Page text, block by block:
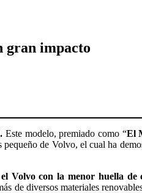
gran impacto
Este modelo, premiado como “El
de Volvo, el cual ha
el Volvo con la menor huella de
de diversos materiales